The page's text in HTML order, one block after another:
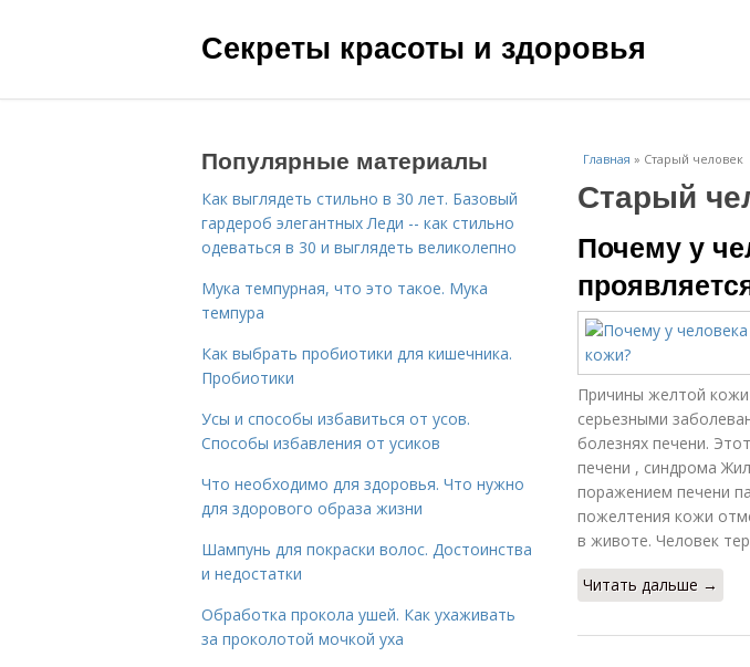
Секреты красоты и здоровья
Главная » Старый человек
Старый
Почему у
Причины желтой кожи
серьезными
болезнях печени.
печени , синдрома
поражением печени
пожелтения кожи
в животе. Человек
Читать дальше →
Популярные материалы
Как выглядеть стильно в 30 лет. Базовый
гардероб элегантных Леди -- как стильно
одеваться в 30 и выглядеть великолепно
Мука темпурная, что это такое. Мука
темпура
Как выбрать пробиотики для кишечника.
Пробиотики
Усы и способы избавиться от усов.
Способы избавления от усиков
Что необходимо для здоровья. Что нужно
для здорового образа жизни
Шампунь для покраски волос. Достоинства
и недостатки
Обработка прокола ушей. Как ухаживать
за проколотой мочкой уха